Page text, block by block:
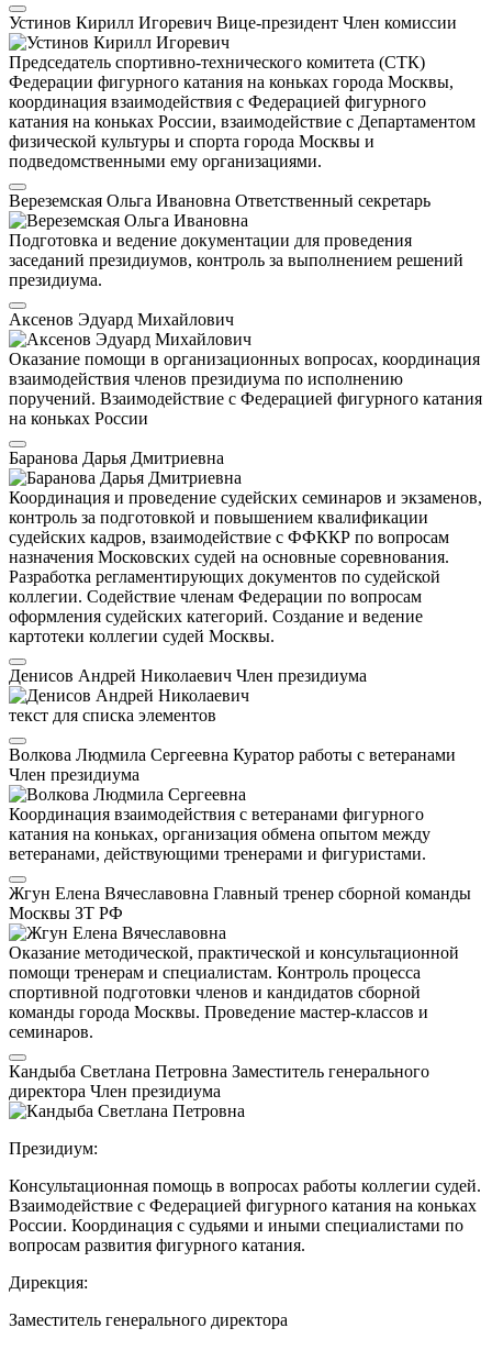
Устинов Кирилл Игоревич Вице-президент Член комиссии
Председатель спортивно-технического комитета (СТК)
Федерации фигурного катания на коньках города Москвы,
координация взаимодействия с Федерацией фигурного
катания на коньках России, взаимодействие с Департаментом
физической культуры и спорта города Москвы и
подведомственными ему организациями.
Вереземская Ольга Ивановна Ответственный секретарь
Подготовка и ведение документации для проведения
заседаний президиумов, контроль за выполнением решений
президиума.
Аксенов Эдуард Михайлович
Оказание помощи в организационных вопросах, координация
взаимодействия членов президиума по исполнению
поручений. Взаимодействие с Федерацией фигурного катания
на коньках России
Баранова Дарья Дмитриевна
Координация и проведение судейских семинаров и экзаменов,
контроль за подготовкой и повышением квалификации
судейских кадров, взаимодействие с ФФККР по вопросам
назначения Московских судей на основные соревнования.
Разработка регламентирующих документов по судейской
коллегии. Содействие членам Федерации по вопросам
оформления судейских категорий. Создание и ведение
картотеки коллегии судей Москвы.
Денисов Андрей Николаевич Член президиума
текст для списка элементов
Волкова Людмила Сергеевна Куратор работы с ветеранами
Член президиума
Координация взаимодействия с ветеранами фигурного
катания на коньках, организация обмена опытом между
ветеранами, действующими тренерами и фигуристами.
Жгун Елена Вячеславовна Главный тренер сборной команды
Москвы ЗТ РФ
Оказание методической, практической и консультационной
помощи тренерам и специалистам. Контроль процесса
спортивной подготовки членов и кандидатов сборной
команды города Москвы. Проведение мастер-классов и
семинаров.
Кандыба Светлана Петровна Заместитель генерального
директора Член президиума
Президиум:
Консультационная помощь в вопросах работы коллегии судей.
Взаимодействие с Федерацией фигурного катания на коньках
России. Координация с судьями и иными специалистами по
вопросам развития фигурного катания.
Дирекция:
Заместитель генерального директора